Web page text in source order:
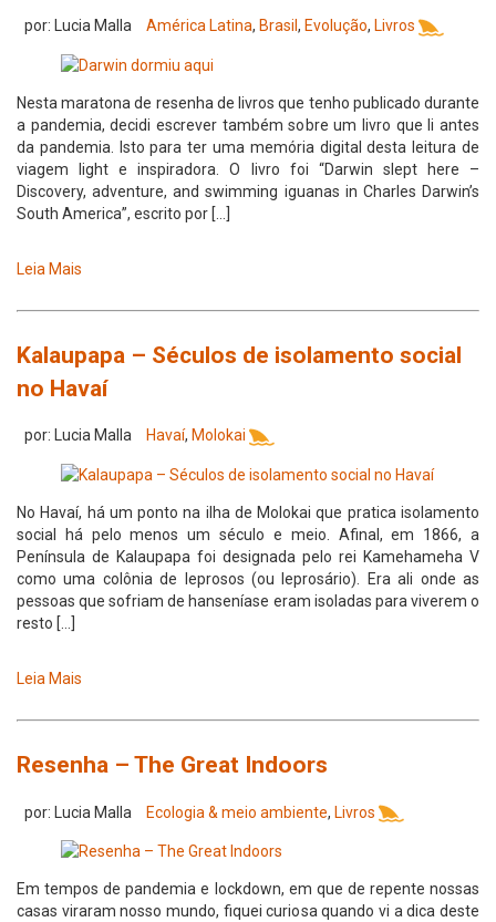
por: Lucia Malla América Latina, Brasil , Evolução, Livros
Nesta maratona de resenha de livros que tenho publicado durante
a pandemia, decidi escrever também sobre um livro que li antes
da pandemia. Isto para ter uma memória digital desta leitura de
viagem light e inspiradora. O livro foi “Darwin slept here –
Discovery, adventure, and swimming iguanas in Charles Darwin’s
South America”, escrito por […]
Leia Mais
Kalaupapa – Séculos de isolamento social
no Havaí
por: Lucia Malla Havaí, Molokai
No Havaí, há um ponto na ilha de Molokai que pratica isolamento
social há pelo menos um século e meio. Afinal, em 1866, a
Península de Kalaupapa foi designada pelo rei Kamehameha V
como uma colônia de leprosos (ou leprosário). Era ali onde as
pessoas que sofriam de hanseníase eram isoladas para viverem o
resto […]
Leia Mais
Resenha – The Great Indoors
por: Lucia Malla Ecologia & meio ambiente, Livros
Em tempos de pandemia e lockdown, em que de repente nossas
casas viraram nosso mundo, fiquei curiosa quando vi a dica deste